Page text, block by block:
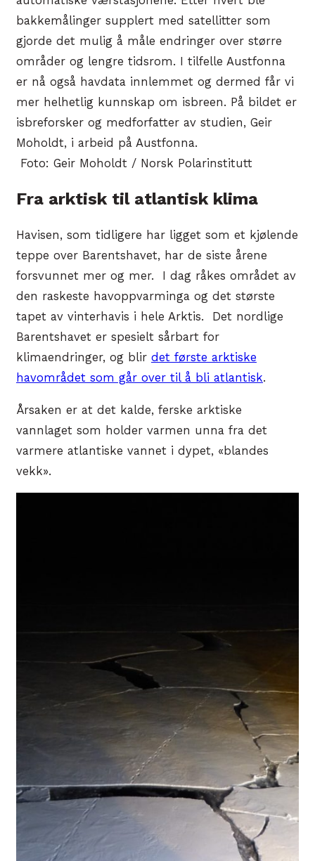
bakkemålinger supplert med satellitter som
gjorde det mulig å måle endringer over større
områder og lengre tidsrom. I tilfelle Austfonna
er nå også havdata innlemmet og dermed får vi
mer helhetlig kunnskap om isbreen. På bildet er
isbreforsker og medforfatter av studien, Geir
Moholdt, i arbeid på Austfonna.
Foto: Geir Moholdt / Norsk Polarinstitutt
Fra arktisk til atlantisk klima
Havisen, som tidligere har ligget som et kjølende
teppe over Barentshavet, har de siste årene
forsvunnet mer og mer. I dag råkes området av
den raskeste havoppvarminga og det største
tapet av vinterhavis i hele Arktis. Det nordlige
Barentshavet er spesielt sårbart for
klimaendringer, og blir det første arktiske
havområdet som går over til å bli atlantisk.
Årsaken er at det kalde, ferske arktiske
vannlaget som holder varmen unna fra det
varmere atlantiske vannet i dypet, «blandes
vekk».